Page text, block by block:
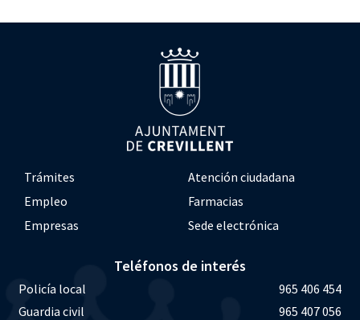
Trámites
Atención ciudadana
Empleo
Farmacias
Empresas
Sede electrónica
Teléfonos de interés
Policía local
965 406 454
Guardia civil
965 407 056